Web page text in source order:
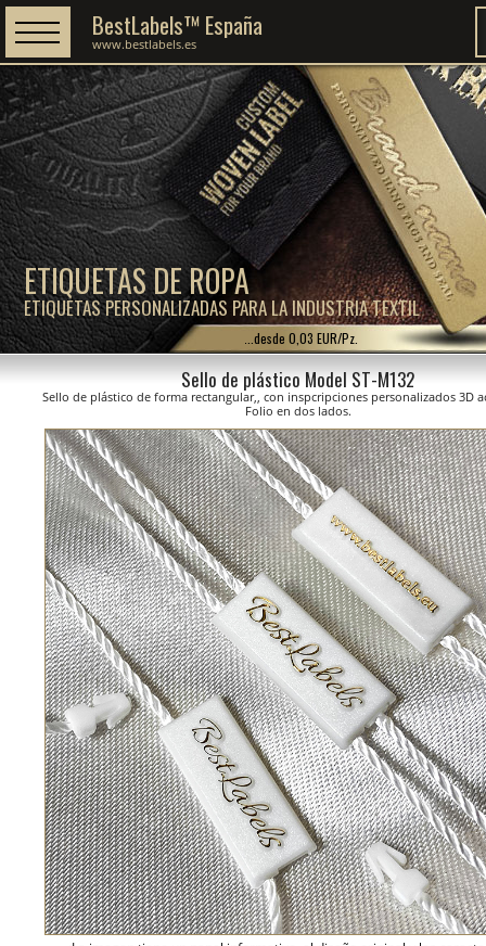
ETIQUETAS DE ROPA
ETIQUETAS PERSONALIZADAS PARA LA INDUSTRIA TEXTIL
BestLabels™ España
www.bestlabels.es
...desde 0,03 EUR/Pz.
Sello de plástico Model ST-M132
Sello de plástico de forma rectangular,, con inspcripciones personalizados 3D
Folio en dos lados.